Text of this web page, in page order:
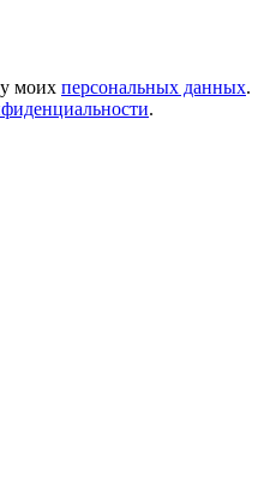
моих персональных данных.
.